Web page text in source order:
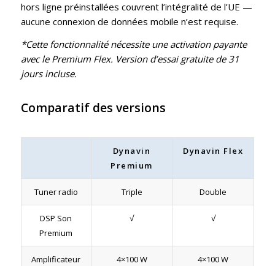
hors ligne préinstallées couvrent l’intégralité de l’UE —
aucune connexion de données mobile n’est requise.
*Cette fonctionnalité nécessite une activation payante
avec le Premium Flex. Version d’essai gratuite de 31
jours incluse.
Comparatif des versions
Dynavin
Premium
Dynavin Flex
Tuner radio Triple Double
DSP Son
Premium
√ √
Amplificateur 4×100 W 4×100 W